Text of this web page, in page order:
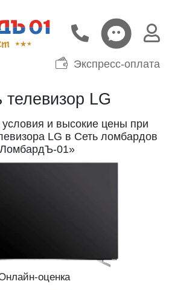
Экспресс-оплата
телевизор LG
и высокие цены при
LG в Сеть ломбардов
01»
оценка